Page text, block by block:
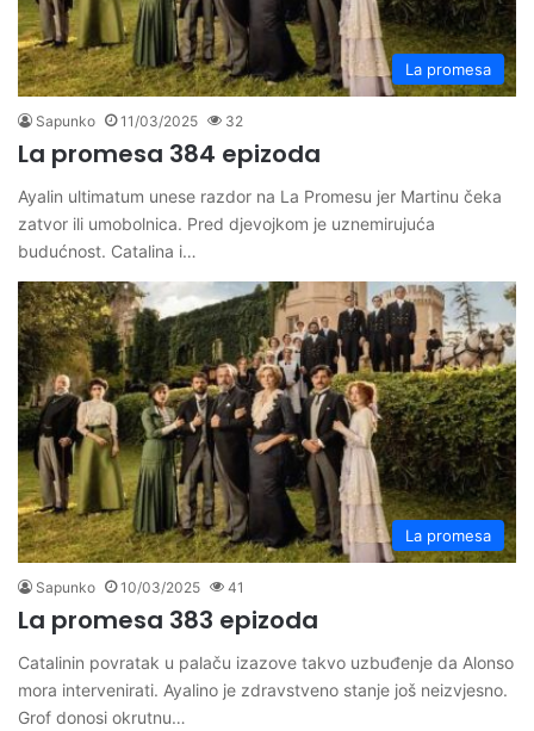
La promesa
Sapunko 11/03/2025 32
La promesa 384 epizoda
Ayalin ultimatum unese razdor na La Promesu jer Martinu čeka
zatvor ili umobolnica. Pred djevojkom je uznemirujuća
budućnost. Catalina i…
La promesa
Sapunko 10/03/2025 41
La promesa 383 epizoda
Catalinin povratak u palaču izazove takvo uzbuđenje da Alonso
mora intervenirati. Ayalino je zdravstveno stanje još neizvjesno.
Grof donosi okrutnu…